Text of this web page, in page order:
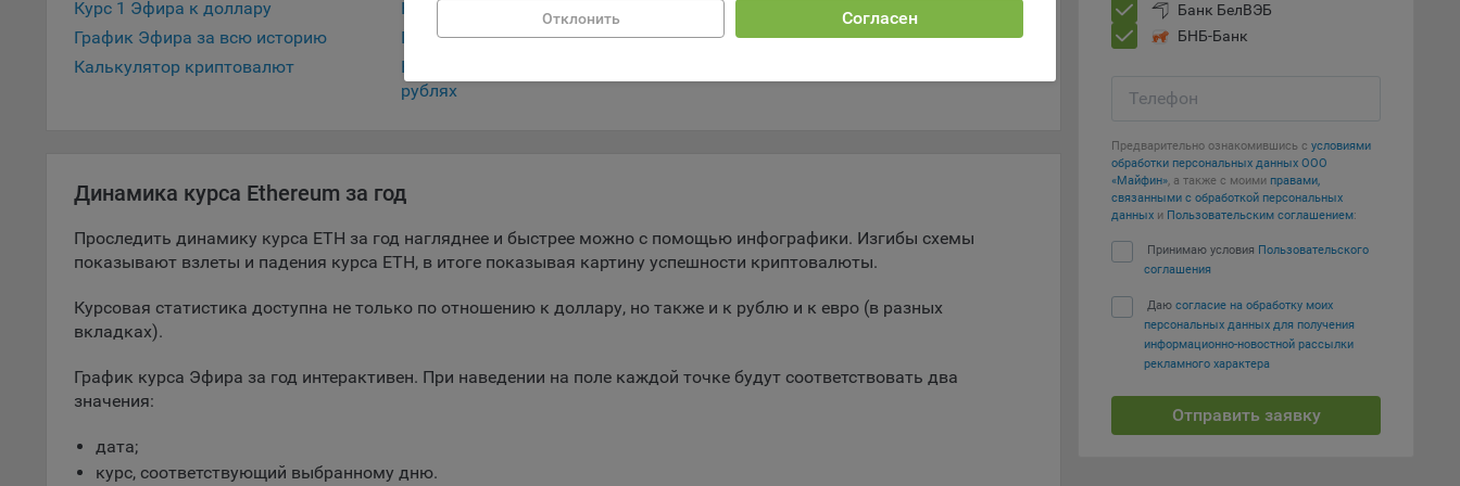
Согласен
Отклонить
пользователям сайта «bankibel.by» на сторонних веб-сайтах. Например, если
Иногда Общество использует сторонние файлы cookie для отслеживания
Пользователи могут принять или отклонить все обрабатываемые на сайте
использования необходимых файлов cookie. В случае их отключения может
страниц.
Курс 1 Эфира к доллару
Курс 1 Эфира к евро
Курс 1 Эфира к рублю
График Эфира за всю историю
График Эфира за полгода
График Эфира за месяц
Калькулятор криптовалют
Калькулятор криптовалют в
рублях
Динамика курса Ethereum за год
Проследить динамику курса ETH за год нагляднее и быстрее можно с помощью инфографики. Изгибы схемы
показывают взлеты и падения курса ETH, в итоге показывая картину успешности криптовалюты.
Курсовая статистика доступна не только по отношению к доллару, но также и к рублю и к евро (в разных
вкладках).
График курса Эфира за год интерактивен. При наведении на поле каждой точке будут соответствовать два
значения:
дата;
курс, соответствующий выбранному дню.
Банк БелВЭБ
БНБ-Банк
Телефон
Предварительно ознакомившись с условиями
обработки персональных данных ООО
«Майфин», а также с моими правами,
связанными с обработкой персональных
данных и Пользовательским соглашением:
Принимаю условия Пользовательского
соглашения
Даю согласие на обработку моих
персональных данных для получения
информационно-новостной рассылки
рекламного характера
Отправить заявку